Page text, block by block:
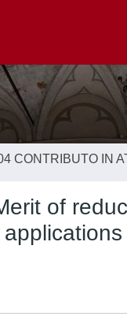
CONTRIBUTO IN
of